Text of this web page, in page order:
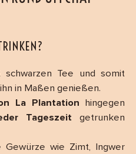
schwarzen Tee und somit
in Maßen genießen.
La Plantation hingegen
Tageszeit getrunken
Gewürze wie Zimt, Ingwer